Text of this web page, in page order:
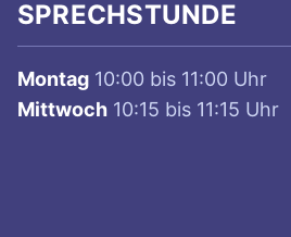
SPRECHSTUNDE
Montag 10:00 bis 11:00 Uhr
Mittwoch 10:15 bis 11:15 Uhr